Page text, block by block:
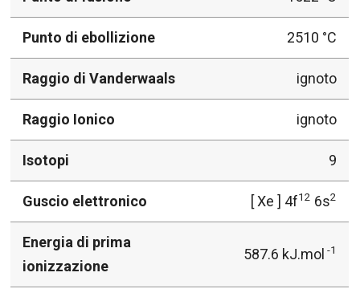
Punto di ebollizione 2510 °C
Raggio di Vanderwaals ignoto
Raggio Ionico ignoto
Isotopi 9
Guscio elettronico [ Xe ] 4f12 6s2
Energia di prima
ionizzazione
587.6 kJ.mol -1